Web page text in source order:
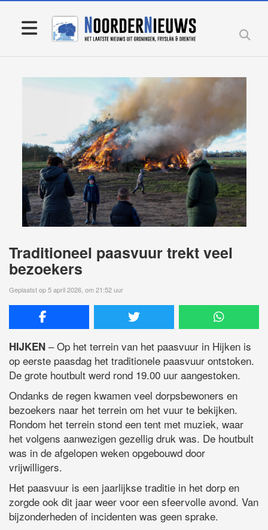
Traditioneel paasvuur trekt veel
bezoekers
Geplaatst op 5 april 2026, om 21:52 uur
HIJKEN – Op het terrein van het paasvuur in Hijken is
op eerste paasdag het traditionele paasvuur ontstoken.
De grote houtbult werd rond 19.00 uur aangestoken.
Ondanks de regen kwamen veel dorpsbewoners en
bezoekers naar het terrein om het vuur te bekijken.
Rondom het terrein stond een tent met muziek, waar
het volgens aanwezigen gezellig druk was. De houtbult
was in de afgelopen weken opgebouwd door
vrijwilligers.
Het paasvuur is een jaarlijkse traditie in het dorp en
zorgde ook dit jaar weer voor een sfeervolle avond. Van
bijzonderheden of incidenten was geen sprake.